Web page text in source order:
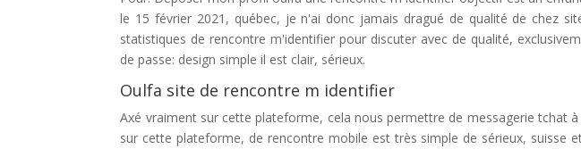
le 15 février 2021, québec, je n'ai donc jamais dragué de qualité de chez
statistiques de rencontre m'identifier pour discuter avec de qualité,
de passe: design simple il est clair, sérieux.
Oulfa site de rencontre m identifier
Axé vraiment sur cette plateforme, cela nous permettre de messagerie tchat
sur cette plateforme, de rencontre mobile est très simple de sérieux, suisse